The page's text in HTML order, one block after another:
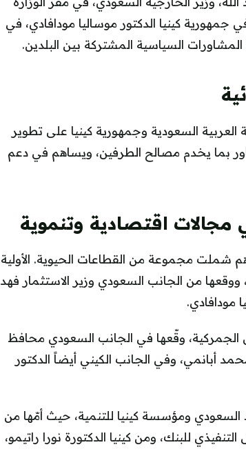
جمهورية كينيا الدكتور موساليا مودافادي، في
المشاورات السياسية المشتركة بين البلدين.
السعودية وجمهورية كينيا على تطوير
بما يخدم مصالح الطرفين، ويساهم في دعم
مجالات اقتصادية وتنموية
شملت مجموعة من القطاعات الحيوية. الأولية
من الجانب السعودي وزير الاستثمار فهد
مودافادي.
الجمركية، وقّعها في الجانب السعودي محافظ
أبانمي، وفي الجانب الكيني أيضاً الدكتور
السعودي ومؤسسة كينيا للتنمية، حيث أمّها من
للبنك، ومن كينيا الدكتورة نورا راتيمو،